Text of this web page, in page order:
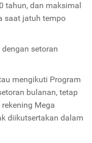
tahun, dan maksimal
saat jatuh tempo
setoran
mengikuti Program
bulanan, tetap
Mega
diikutsertakan dalam